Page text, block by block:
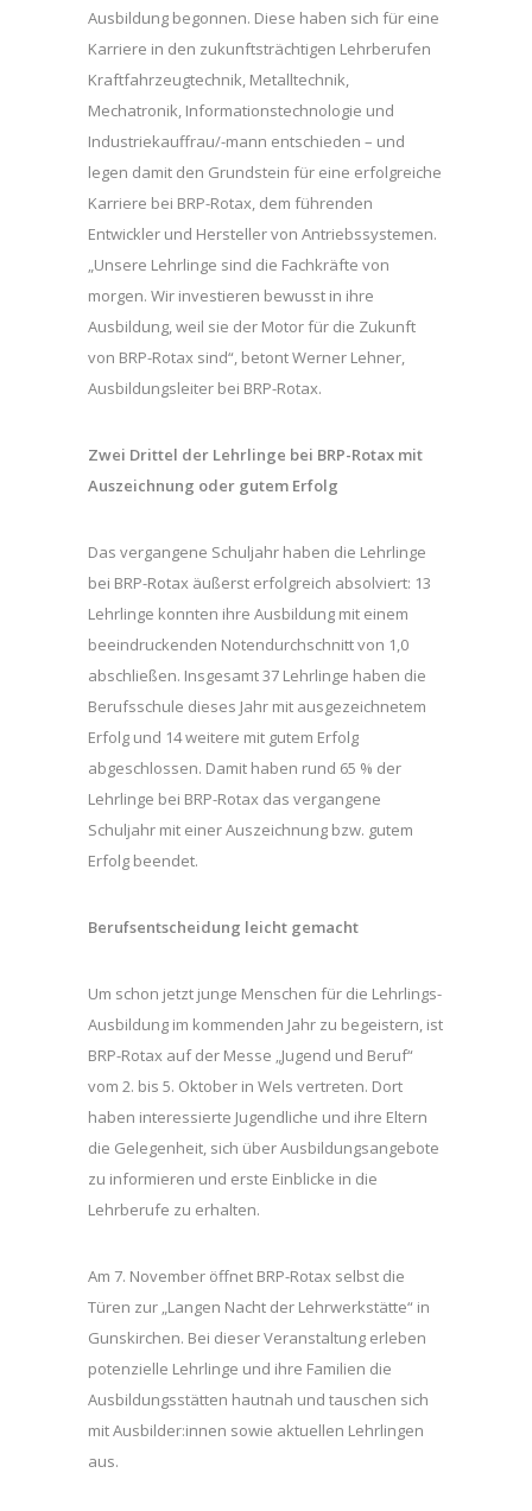
Ausbildung begonnen. Diese haben sich für eine
Karriere in den zukunftsträchtigen Lehrberufen
Kraftfahrzeugtechnik, Metalltechnik,
Mechatronik, Informationstechnologie und
Industriekauffrau/-mann entschieden – und
legen damit den Grundstein für eine erfolgreiche
Karriere bei BRP-Rotax, dem führenden
Entwickler und Hersteller von Antriebssystemen.
„Unsere Lehrlinge sind die Fachkräfte von
morgen. Wir investieren bewusst in ihre
Ausbildung, weil sie der Motor für die Zukunft
von BRP-Rotax sind“, betont Werner Lehner,
Ausbildungsleiter bei BRP-Rotax.
Zwei Drittel der Lehrlinge bei BRP-Rotax mit
Auszeichnung oder gutem Erfolg
Das vergangene Schuljahr haben die Lehrlinge
bei BRP-Rotax äußerst erfolgreich absolviert: 13
Lehrlinge konnten ihre Ausbildung mit einem
beeindruckenden Notendurchschnitt von 1,0
abschließen. Insgesamt 37 Lehrlinge haben die
Berufsschule dieses Jahr mit ausgezeichnetem
Erfolg und 14 weitere mit gutem Erfolg
abgeschlossen. Damit haben rund 65 % der
Lehrlinge bei BRP-Rotax das vergangene
Schuljahr mit einer Auszeichnung bzw. gutem
Erfolg beendet.
Berufsentscheidung leicht gemacht
Um schon jetzt junge Menschen für die Lehrlings-
Ausbildung im kommenden Jahr zu begeistern, ist
BRP-Rotax auf der Messe „Jugend und Beruf“
vom 2. bis 5. Oktober in Wels vertreten. Dort
haben interessierte Jugendliche und ihre Eltern
die Gelegenheit, sich über Ausbildungsangebote
zu informieren und erste Einblicke in die
Lehrberufe zu erhalten.
Am 7. November öffnet BRP-Rotax selbst die
Türen zur „Langen Nacht der Lehrwerkstätte“ in
Gunskirchen. Bei dieser Veranstaltung erleben
potenzielle Lehrlinge und ihre Familien die
Ausbildungsstätten hautnah und tauschen sich
mit Ausbilder:innen sowie aktuellen Lehrlingen
aus.